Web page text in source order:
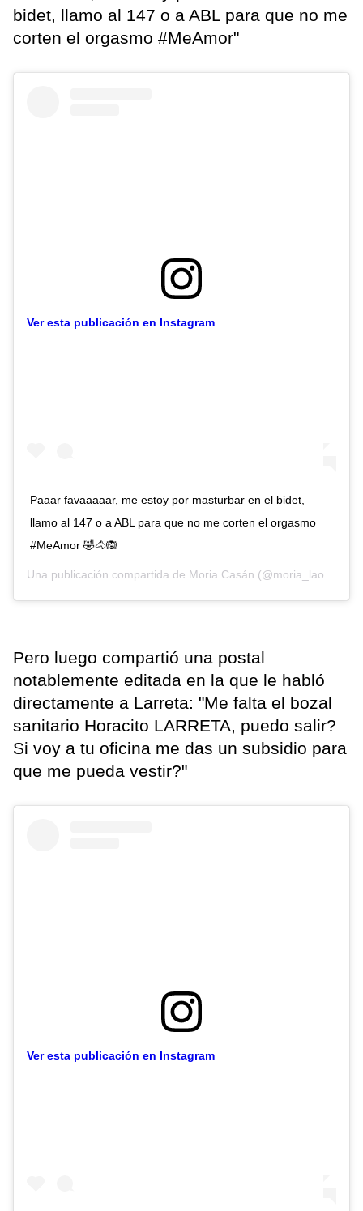
bidet, llamo al 147 o a ABL para que no me
corten el orgasmo #MeAmor"
Ver esta publicación en Instagram
Paaar favaaaaar, me estoy por masturbar en el bidet,
llamo al 147 o a ABL para que no me corten el orgasmo
#MeAmor 🤣🐴🙉
Una publicación compartida de Moria Casán (@moria_laone) el
Pero luego compartió una postal
notablemente editada en la que le habló
directamente a Larreta: "Me falta el bozal
sanitario Horacito LARRETA, puedo salir?
Si voy a tu oficina me das un subsidio para
que me pueda vestir?"
Ver esta publicación en Instagram